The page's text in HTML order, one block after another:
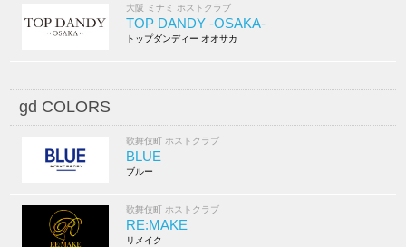
大阪 ミナミ ホストクラブ
TOP DANDY -OSAKA-
トップダンディー オオサカ
gd COLORS
歌舞伎町 ホストクラブ
BLUE
ブルー
歌舞伎町 ホストクラブ
RE:MAKE
リメイク